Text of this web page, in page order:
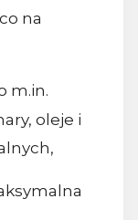
na
m.in.
oleje i